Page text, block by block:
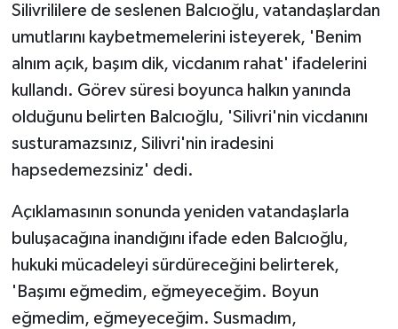
Silivrililere de seslenen Balcıoğlu, vatandaşlardan
umutlarını kaybetmemelerini isteyerek, 'Benim
alnım açık, başım dik, vicdanım rahat' ifadelerini
kullandı. Görev süresi boyunca halkın yanında
olduğunu belirten Balcıoğlu, 'Silivri'nin vicdanını
susturamazsınız, Silivri'nin iradesini
hapsedemezsiniz' dedi.
Açıklamasının sonunda yeniden vatandaşlarla
buluşacağına inandığını ifade eden Balcıoğlu,
hukuki mücadeleyi sürdüreceğini belirterek,
'Başımı eğmedim, eğmeyeceğim. Boyun
eğmedim, eğmeyeceğim. Susmadım,